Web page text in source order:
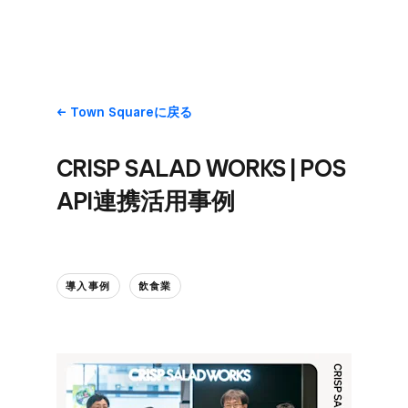
Town Squareに​戻る
CRISP SALAD WORKS | POS
API連携活用事例
導入事例 飲食業